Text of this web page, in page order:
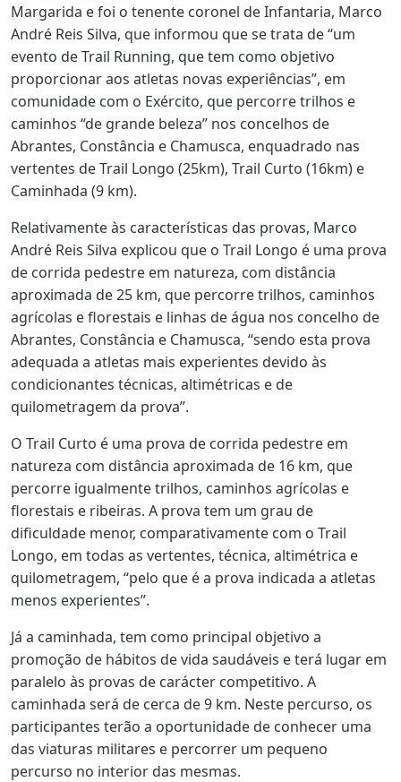
Margarida e foi o tenente coronel de Infantaria, Marco
André Reis Silva, que informou que se trata de “um
evento de Trail Running, que tem como objetivo
proporcionar aos atletas novas experiências”, em
comunidade com o Exército, que percorre trilhos e
caminhos “de grande beleza” nos concelhos de
Abrantes, Constância e Chamusca, enquadrado nas
vertentes de Trail Longo (25km), Trail Curto (16km) e
Caminhada (9 km).
Relativamente às características das provas, Marco
André Reis Silva explicou que o Trail Longo é uma prova
de corrida pedestre em natureza, com distância
aproximada de 25 km, que percorre trilhos, caminhos
agrícolas e florestais e linhas de água nos concelho de
Abrantes, Constância e Chamusca, “sendo esta prova
adequada a atletas mais experientes devido às
condicionantes técnicas, altimétricas e de
quilometragem da prova”.
O Trail Curto é uma prova de corrida pedestre em
natureza com distância aproximada de 16 km, que
percorre igualmente trilhos, caminhos agrícolas e
florestais e ribeiras. A prova tem um grau de
dificuldade menor, comparativamente com o Trail
Longo, em todas as vertentes, técnica, altimétrica e
quilometragem, “pelo que é a prova indicada a atletas
menos experientes”.
Já a caminhada, tem como principal objetivo a
promoção de hábitos de vida saudáveis e terá lugar em
paralelo às provas de carácter competitivo. A
caminhada será de cerca de 9 km. Neste percurso, os
participantes terão a oportunidade de conhecer uma
das viaturas militares e percorrer um pequeno
percurso no interior das mesmas.